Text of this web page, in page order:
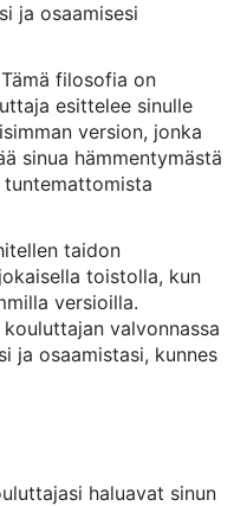
ja osaamisesi
filosofia on
esittelee sinulle
version, jonka
sinua hämmentymästä
taidon
toistolla, kun
versioilla.
valvonnassa
ja osaamistasi, kunnes
haluavat sinun